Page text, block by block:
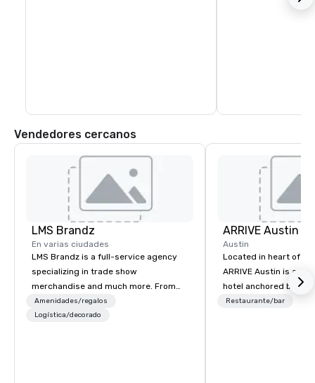
Vendedores cercanos
LMS Brandz
En varias ciudades
LMS Brandz is a full-service agency
specializing in trade show
merchandise and much more. From
booth giveaways and branded apparel
to executive gifting, displays,
Amenidades/regalos
Logística/decorado
ARRIVE Austin
Austin
Located in heart of
ARRIVE Austin is an
hotel anchored by
bars that
Restaurante/bar